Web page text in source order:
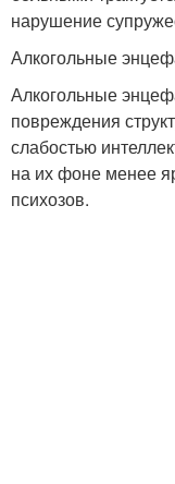
нарушение
Алкогольные
Алкогольные
повреждения
слабостью
на их фоне менее
психозов.